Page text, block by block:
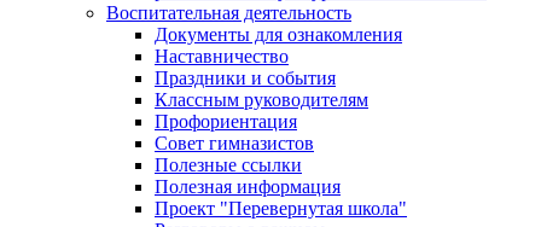
Воспитательная деятельность
Документы для ознакомления
Наставничество
Праздники и события
Классным руководителям
Профориентация
Совет гимназистов
Полезные ссылки
Полезная информация
Проект "Перевернутая школа"